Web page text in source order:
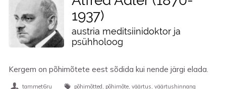
1937
austria meditsiinidoktor ja
psühholoog
Kergem on põhimõtete eest sõdida kui nende järgi elada.
tammet6ru põhimõtted põhimõte väärtus väärtushinnang